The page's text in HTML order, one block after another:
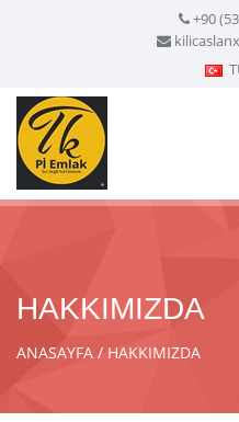
+90
HAKKIMIZDA
ANASAYFA HAKKIMIZDA